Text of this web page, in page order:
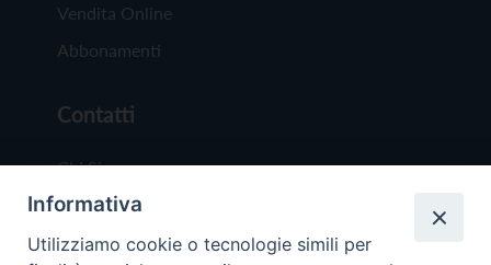
Vendita Online
Abbonamenti
Contatti
Chi Siamo
Redazione
Scrivici
Informativa
Utilizziamo cookie o tecnologie simili per